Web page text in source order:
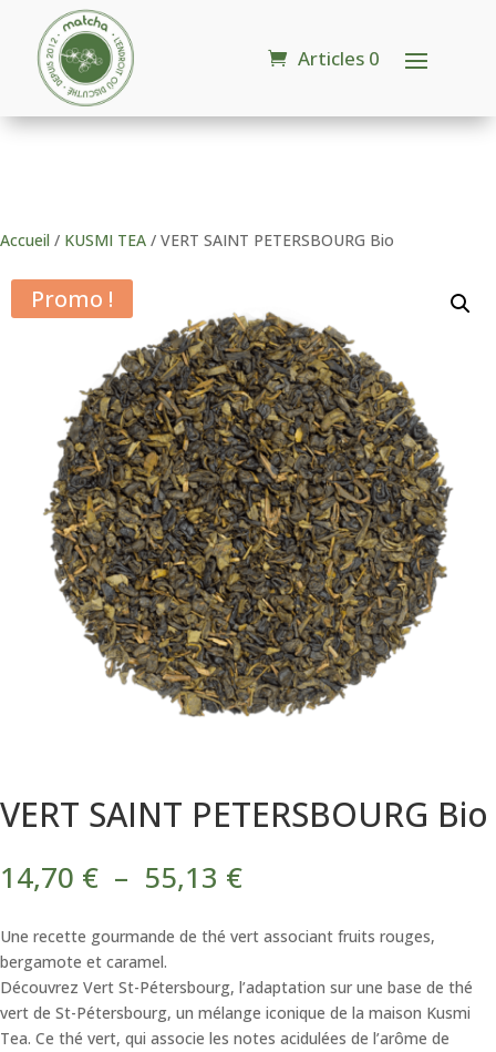
Articles 0
Accueil / KUSMI TEA / VERT SAINT PETERSBOURG Bio
Promo !
VERT SAINT PETERSBOURG Bio
14,70 € – 55,13 €Plage
prix :
14,70 €
à
55,13 €
Une recette gourmande de thé vert associant fruits rouges,
bergamote et caramel.
Découvrez Vert St-Pétersbourg, l’adaptation sur une base de thé
vert de St-Pétersbourg, un mélange iconique de la maison Kusmi
Tea. Ce thé vert, qui associe les notes acidulées de l’arôme de